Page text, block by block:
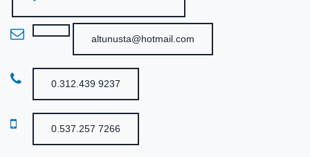
altunusta@hotmail.com
0.312.439 9237
0.537.257 7266